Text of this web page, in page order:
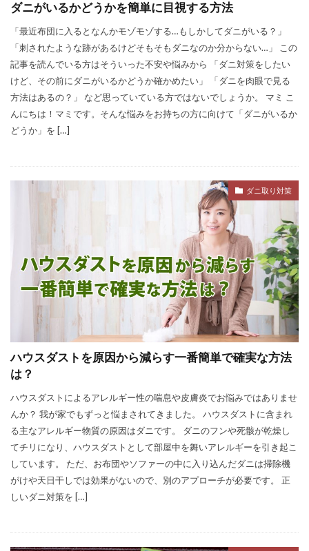
ダニがいるかどうかを簡単に目視する方法
「最近布団に入るとなんかモゾモゾする…もしかしてダニがいる？」
「刺されたような跡があるけどそもそもダニなのか分からない…」 この
記事を読んでいる方はそういった不安や悩みから 「ダニ対策をしたい
けど、その前にダニがいるかどうか確かめたい」 「ダニを肉眼で見る
方法はあるの？」 など思っていている方ではないでしょうか。 マミ こ
んにちは！マミです。そんな悩みをお持ちの方に向けて「ダニがいるか
どうか」を […]
ダニ取り対策
ハウスダストを原因から減らす一番簡単で確実な方法
は？
ハウスダストによるアレルギー性の喘息や皮膚炎でお悩みではありませ
んか？ 我が家でもずっと悩まされてきました。 ハウスダストに含まれ
る主なアレルギー物質の原因はダニです。 ダニのフンや死骸が乾燥し
てチリになり、ハウスダストとして部屋中を舞いアレルギーを引き起こ
しています。 ただ、お布団やソファーの中に入り込んだダニは掃除機
がけや天日干しでは効果がないので、別のアプローチが必要です。 正
しいダニ対策を […]